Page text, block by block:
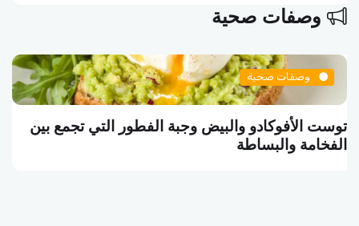
وصفات صحية
وصفات صحية
توست الأفوكادو والبيض وجبة الفطور التي تجمع بين
الفخامة والبساطة